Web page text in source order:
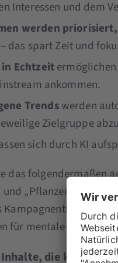
Interessen und dem
werden priorisiert,
das spart Zeit und
Echtzeitermöglichen
ankommen.
Trendswerden
Zielgruppe
sich durch KI
das folgendermaßen
„Pflanzenproteine
Kampagnenthemen,
für mentale Stärke“.
die